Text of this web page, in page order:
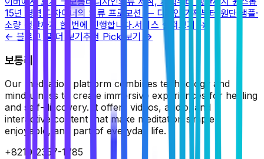
15년 경력 디자이너의 의류 프로모션 — 디자인 기획부터 원단·샘플·
소량 생산까지 한 번에 진행합니다.서비스 살펴보기 →
← 블로그 글 더 보기추천 Pick 보기 →
보통리
Our meditation platform combines technology and
mindfulness to create immersive experiences for healing
and self-discovery. It offers videos, audio, and
interactive content that make meditation simple,
enjoyable, and part of everyday life.
+8210-2357-1785